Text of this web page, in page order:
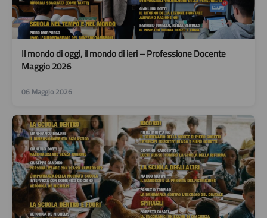
Il mondo di oggi, il mondo di ieri – Professione Docente
Maggio 2026
06 Maggio 2026